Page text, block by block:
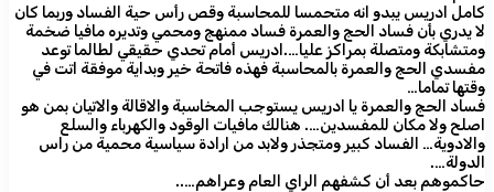
كامل ادريس يبدو انه متحمسا للمحاسبة وقص رأس حية الفساد وربما كان
لا يدري بأن فساد الحج والعمرة فساد ممنهج ومحمي وتديره مافيا ضخمة
ومتشابكة ومتصلة بمراكز عليا….ادريس أمام تحدي حقيقي لطالما توعد
مفسدي الحج والعمرة بالمحاسبة فهذه فاتحة خير وبداية موفقة اتت في
وقتها تماما…
فساد الحج والعمرة يا ادريس يستوجب المخاسبة والاقالة والاتيان بمن هو
اصلح ولا مكان للمفسدين…. هنالك مافيات الوقود والكهرباء والسلع
والادوية… الفساد كبير ومتجذر ولابد من ارادة سياسية محمية من راس
الدولة….
حاكموهم بعد أن كشفهم الراي العام وعراهم…..